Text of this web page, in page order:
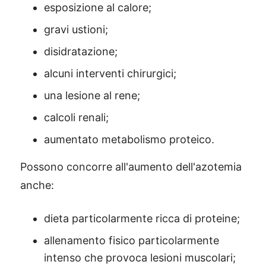
esposizione al calore;
gravi ustioni;
disidratazione;
alcuni interventi chirurgici;
una lesione al rene;
calcoli renali;
aumentato metabolismo proteico.
Possono concorre all'aumento dell'azotemia
anche:
dieta particolarmente ricca di proteine;
allenamento fisico particolarmente
intenso che provoca lesioni muscolari;